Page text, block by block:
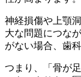
神経損傷や上顎
大な問題につな
がない場合、歯
つまり、「骨が